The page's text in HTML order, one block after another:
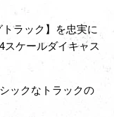
ラック】を忠実に
スケールダイキャス
ックなトラックの